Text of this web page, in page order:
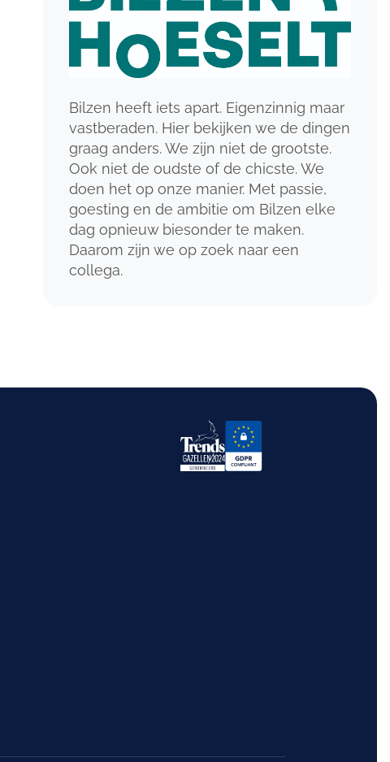
Bilzen heeft iets apart. Eigenzinnig maar
vastberaden. Hier bekijken we de dingen
graag anders. We zijn niet de grootste.
Ook niet de oudste of de chicste. We
doen het op onze manier. Met passie,
goesting en de ambitie om Bilzen elke
dag opnieuw biesonder te maken.
Daarom zijn we op zoek naar een
collega.